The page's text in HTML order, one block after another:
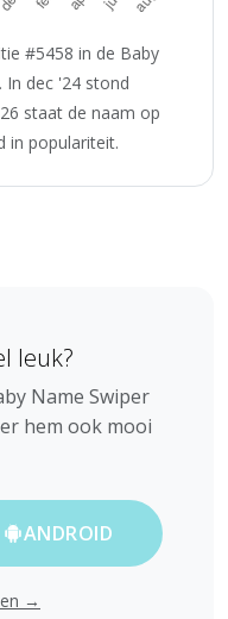
#5458 in de Baby
In dec '24 stond
staat de naam op
in populariteit.
leuk?
Name Swiper
hem ook mooi
ANDROID
→